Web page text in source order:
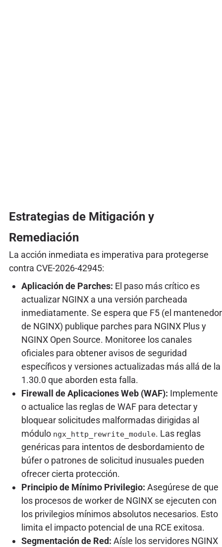
Estrategias de Mitigación y
Remediación
La acción inmediata es imperativa para protegerse
contra CVE-2026-42945:
Aplicación de Parches: El paso más crítico es
actualizar NGINX a una versión parcheada
inmediatamente. Se espera que F5 (el mantenedor
de NGINX) publique parches para NGINX Plus y
NGINX Open Source. Monitoree los canales
oficiales para obtener avisos de seguridad
específicos y versiones actualizadas más allá de la
1.30.0 que aborden esta falla.
Firewall de Aplicaciones Web (WAF): Implemente
o actualice las reglas de WAF para detectar y
bloquear solicitudes malformadas dirigidas al
módulo ngx_http_rewrite_module. Las reglas
genéricas para intentos de desbordamiento de
búfer o patrones de solicitud inusuales pueden
ofrecer cierta protección.
Principio de Mínimo Privilegio: Asegúrese de que
los procesos de worker de NGINX se ejecuten con
los privilegios mínimos absolutos necesarios. Esto
limita el impacto potencial de una RCE exitosa.
Segmentación de Red: Aísle los servidores NGINX